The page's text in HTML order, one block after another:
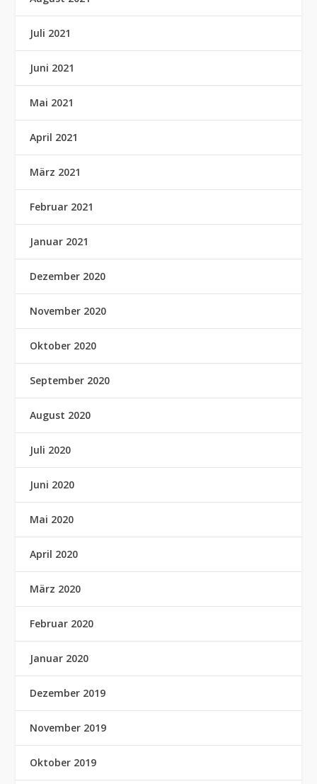
Juli 2021
Juni 2021
Mai 2021
April 2021
März 2021
Februar 2021
Januar 2021
Dezember 2020
November 2020
Oktober 2020
September 2020
August 2020
Juli 2020
Juni 2020
Mai 2020
April 2020
März 2020
Februar 2020
Januar 2020
Dezember 2019
November 2019
Oktober 2019